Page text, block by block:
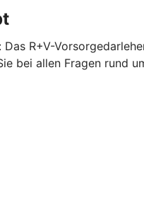
R+V-
bei allen Fragen rund